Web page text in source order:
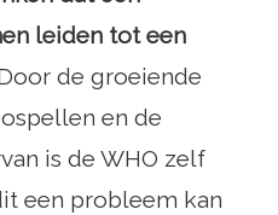
leiden tot een
de groeiende
en de
is de WHO zelf
een probleem kan